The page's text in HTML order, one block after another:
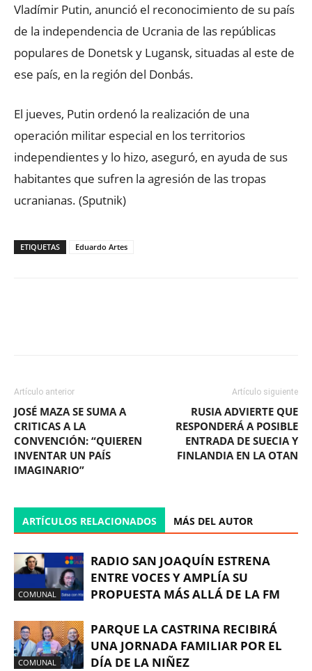
Vladímir Putin, anunció el reconocimiento de su país
de la independencia de Ucrania de las repúblicas
populares de Donetsk y Lugansk, situadas al este de
ese país, en la región del Donbás.
El jueves, Putin ordenó la realización de una
operación militar especial en los territorios
independientes y lo hizo, aseguró, en ayuda de sus
habitantes que sufren la agresión de las tropas
ucranianas. (Sputnik)
ETIQUETAS Eduardo Artes
Artículo anterior
JOSÉ MAZA SE SUMA A
CRITICAS A LA
CONVENCIÓN: “QUIEREN
INVENTAR UN PAÍS
IMAGINARIO”
Artículo siguiente
RUSIA ADVIERTE QUE
RESPONDERÁ A POSIBLE
ENTRADA DE SUECIA Y
FINLANDIA EN LA OTAN
ARTÍCULOS RELACIONADOS MÁS DEL AUTOR
COMUNAL
RADIO SAN JOAQUÍN ESTRENA
ENTRE VOCES Y AMPLÍA SU
PROPUESTA MÁS ALLÁ DE LA FM
COMUNAL
PARQUE LA CASTRINA RECIBIRÁ
UNA JORNADA FAMILIAR POR EL
DÍA DE LA NIÑEZ